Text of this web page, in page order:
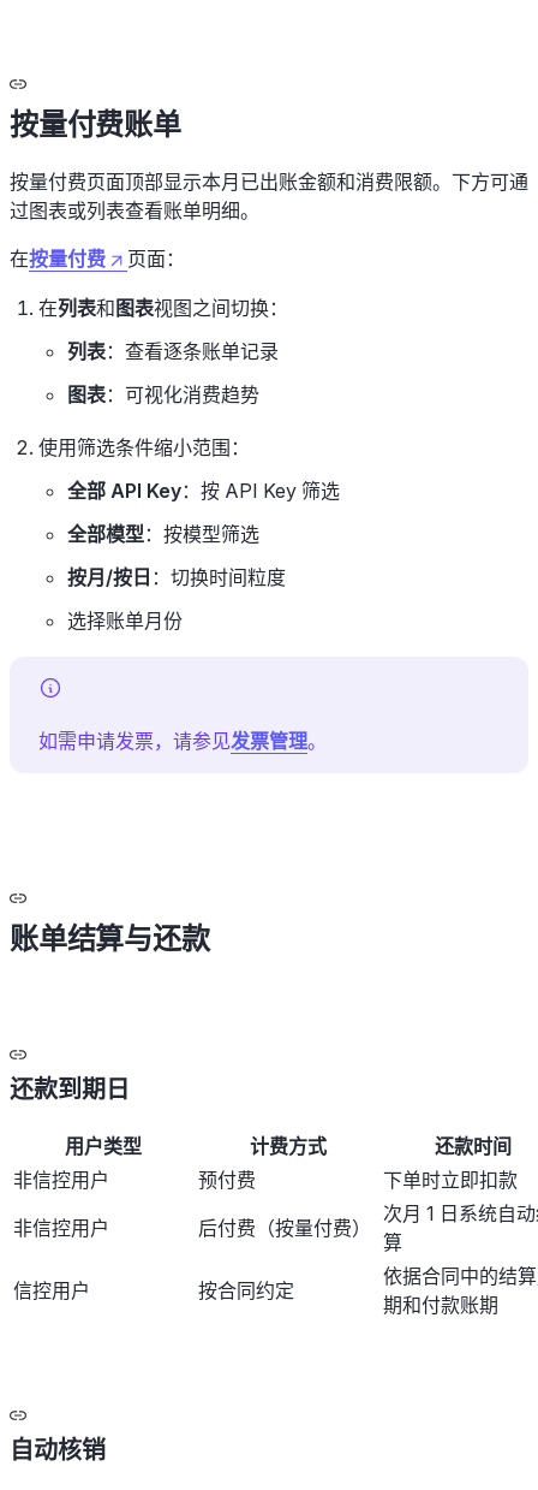
按量付费账单
按量付费页面顶部显示本月已出账金额和消费限额。下方可通
过图表或列表查看账单明细。
在按量付费 页面：
在列表和 图表视图之间切换：
列表：查看逐条账单记录
图表：可视化消费趋势
使用筛选条件缩小范围：
全部 API Key：按 API Key 筛选
全部模型：按模型筛选
按月/按日 ：切换时间粒度
选择账单月份
如需申请发票，请参见发票管理。
账单结算与还款
还款到期日
用户类型 计费方式
还款时间
非信控用户
预付费
下单时立即扣款
非信控用户
后付费（按量付费）
次月 1 日系统自
算
信控用户
按合同约定
依据合同中的结
期和付款账期
自动核销